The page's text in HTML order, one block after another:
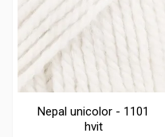
Nepal unicolor - 1101
hvit